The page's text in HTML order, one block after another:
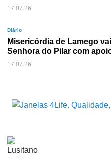
17.07.26
Diário
Misericórdia de Lamego
Senhora do Pilar com
17.07.26